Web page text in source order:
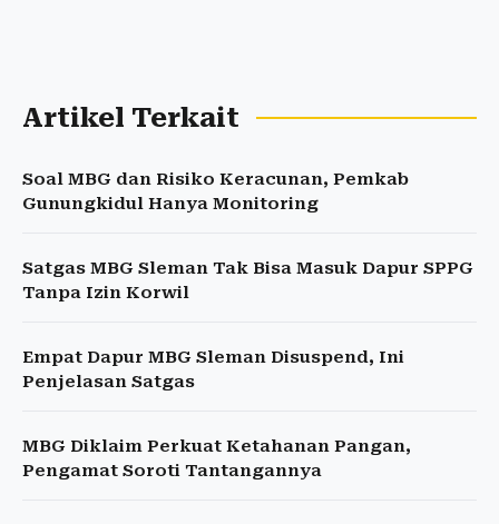
Artikel Terkait
Soal MBG dan Risiko Keracunan, Pemkab
Gunungkidul Hanya Monitoring
Satgas MBG Sleman Tak Bisa Masuk Dapur SPPG
Tanpa Izin Korwil
Empat Dapur MBG Sleman Disuspend, Ini
Penjelasan Satgas
MBG Diklaim Perkuat Ketahanan Pangan,
Pengamat Soroti Tantangannya